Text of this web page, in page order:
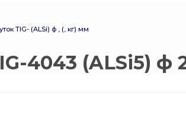
TIG- (ALSi) ф , (, кг) мм
4043 (ALSi5) ф